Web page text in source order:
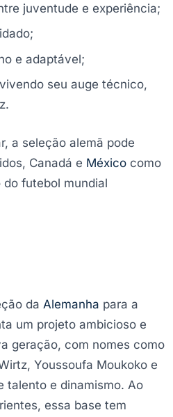
juventude e experiência;
e adaptável;
seu auge técnico,
a seleção alemã pode
Canadá e México como
futebol mundial
da Alemanha para a
um projeto ambicioso e
geração, com nomes como
Youssoufa Moukoko e
talento e dinamismo. Ao
essa base tem